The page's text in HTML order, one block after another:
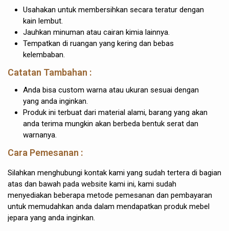
Usahakan untuk membersihkan secara teratur dengan
kain lembut.
Jauhkan minuman atau cairan kimia lainnya.
Tempatkan di ruangan yang kering dan bebas
kelembaban.
Catatan Tambahan :
Anda bisa custom warna atau ukuran sesuai dengan
yang anda inginkan.
Produk ini terbuat dari material alami, barang yang akan
anda terima mungkin akan berbeda bentuk serat dan
warnanya.
Cara Pemesanan :
Silahkan menghubungi kontak kami yang sudah tertera di bagian
atas dan bawah pada website kami ini, kami sudah
menyediakan beberapa metode pemesanan dan pembayaran
untuk memudahkan anda dalam mendapatkan produk mebel
jepara yang anda inginkan.